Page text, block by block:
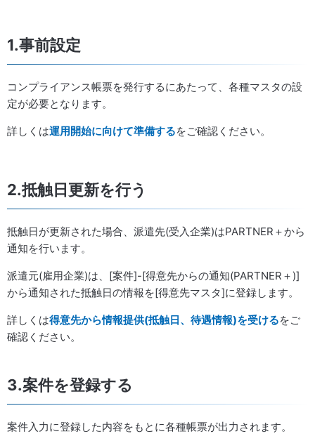
1.事前設定
コンプライアンス帳票を発行するにあたって、各種マスタの設
定が必要となります。
詳しくは運用開始に向けて準備するをご確認ください。
2.抵触日更新を行う
抵触日が更新された場合、派遣先(受入企業)はPARTNER＋から
通知を行います。
派遣元(雇用企業)は、[案件]-[得意先からの通知(PARTNER＋)]
から通知された抵触日の情報を[得意先マスタ]に登録します。
詳しくは得意先から情報提供(抵触日、待遇情報)を受けるをご
確認ください。
3.案件を登録する
案件入力に登録した内容をもとに各種帳票が出力されます。